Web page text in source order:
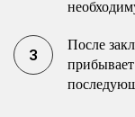
После
прибывает